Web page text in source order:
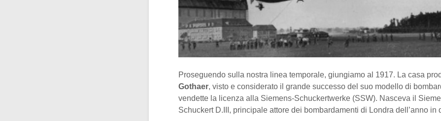
Proseguendo sulla nostra linea temporale, giungiamo al 1917. La casa
Gothaer, visto e considerato il grande successo del suo modello di
vendette la licenza alla Siemens-Schuckertwerke (SSW). Nasceva il
Schuckert D.III, principale attore dei bombardamenti di Londra dell’anno in